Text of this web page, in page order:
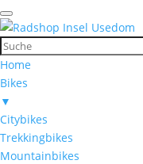
Home
Bikes
▼
Citybikes
Trekkingbikes
Mountainbikes